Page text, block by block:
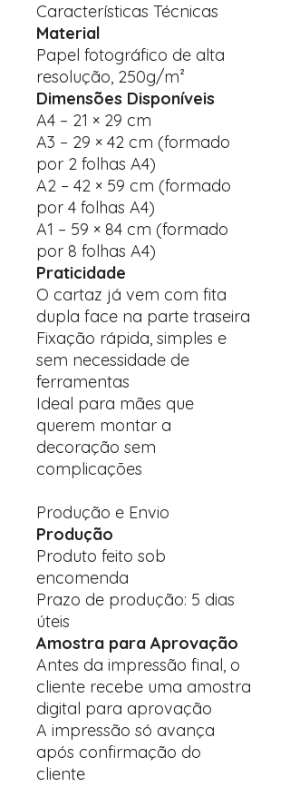
Características Técnicas
Material
Papel fotográfico de alta
resolução, 250g/m²
Dimensões Disponíveis
A4 – 21 × 29 cm
A3 – 29 × 42 cm (formado
por 2 folhas A4)
A2 – 42 × 59 cm (formado
por 4 folhas A4)
A1 – 59 × 84 cm (formado
por 8 folhas A4)
Praticidade
O cartaz já vem com fita
dupla face na parte traseira
Fixação rápida, simples e
sem necessidade de
ferramentas
Ideal para mães que
querem montar a
decoração sem
complicações
Produção e Envio
Produção
Produto feito sob
encomenda
Prazo de produção: 5 dias
úteis
Amostra para Aprovação
Antes da impressão final, o
cliente recebe uma amostra
digital para aprovação
A impressão só avança
após confirmação do
cliente